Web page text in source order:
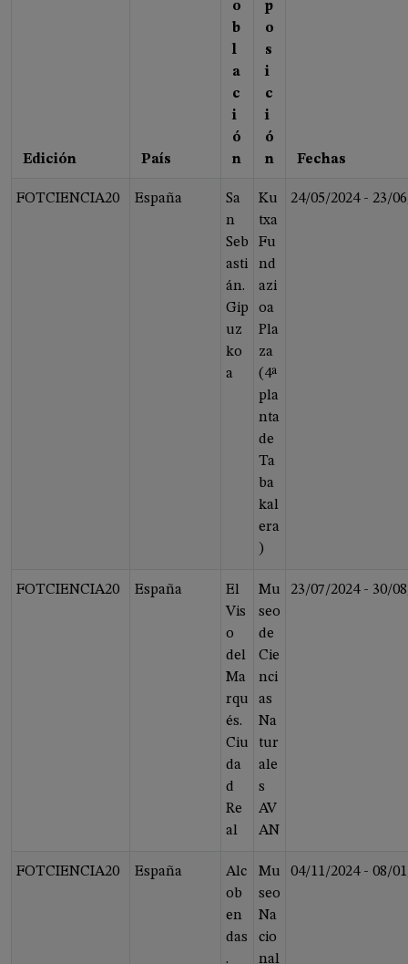
Edición País
o
b
l
a
c
i
ó
n
p
o
s
i
c
i
ó
n
Fechas
FOTCIENCIA20 España
Sa
n
Seb
asti
án.
Gip
uz
ko
a
Ku
txa
Fu
nd
azi
oa
Pla
za
(4ª
pla
nta
de
Ta
ba
kal
era
)
24/05/2024- 23/
FOTCIENCIA20 España
El
Vis
o
del
Ma
rqu
és.
Ciu
da
d
Re
al
Mu
seo
de
Cie
nci
as
Na
tur
ale
s
AV
AN
23/07/2024- 30/
FOTCIENCIA20 España
Alc
ob
en
das
.
Mu
seo
Na
cio
nal
04/11/2024- 08/